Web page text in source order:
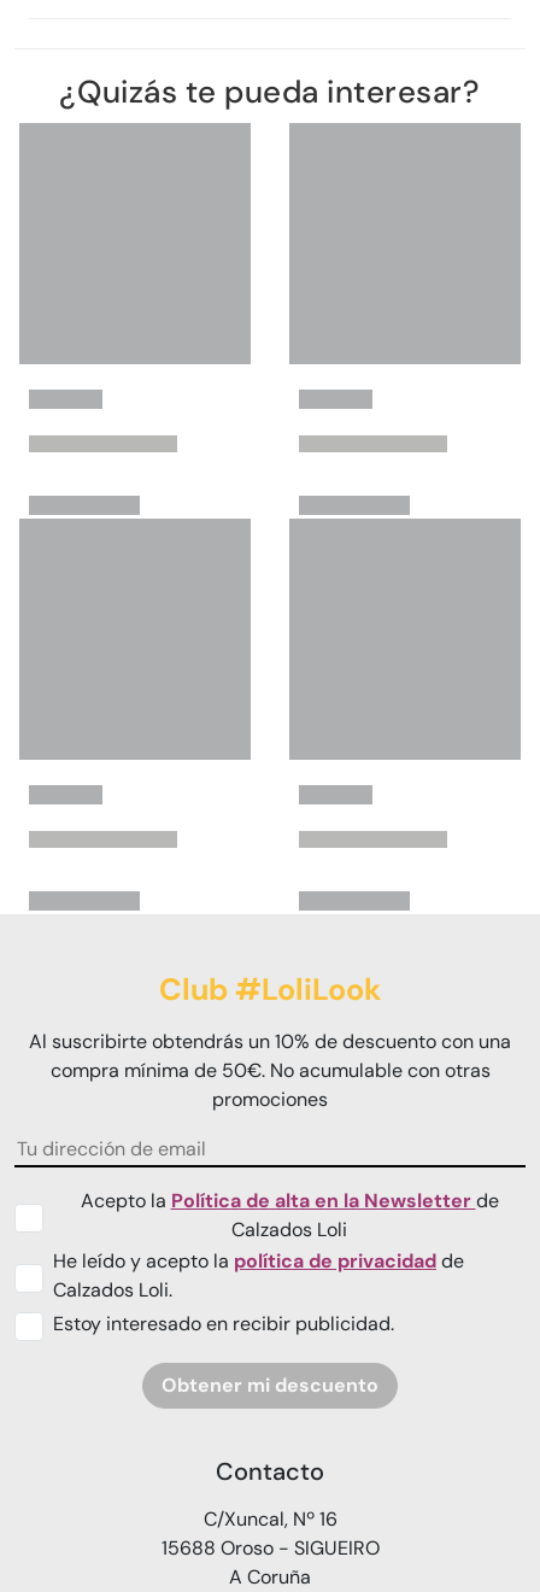
¿Quizás te pueda interesar?
Club #LoliLook
Al suscribirte obtendrás un 10% de descuento con una
compra mínima de 50€. No acumulable con otras
promociones
Acepto la Política de alta en la Newsletterde
Calzados Loli
He leído y acepto la política de privacidadde
Calzados Loli.
Estoy interesado en recibir publicidad.
Obtener mi descuento
Contacto
C/Xuncal, Nº 16
15688 Oroso - SIGUEIRO
A Coruña